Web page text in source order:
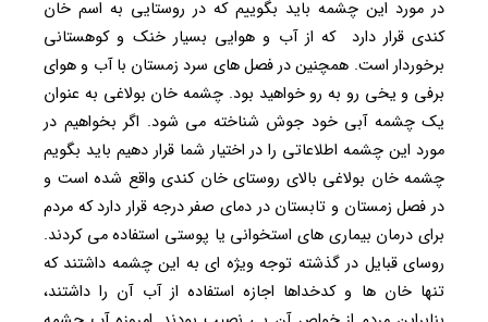
در مورد این چشمه باید بگوییم که در روستایی به اسم خان
کندی قرار دارد که از آب‌ و هوایی بسیار خنک و کوهستانی
برخوردار است. همچنین در فصل ‌های سرد زمستان با آب ‌و هوای
برفی و یخی رو به‌ رو خواهید بود. چشمه خان بولاغی به ‌عنوان
یک چشمه آبی خود جوش شناخته می شود. اگر بخواهیم در
مورد این چشمه اطلاعاتی را در اختیار شما قرار دهیم باید بگویم
چشمه خان بولاغی بالای روستای خان کندی واقع شده است و
در فصل زمستان و تابستان در دمای صفر درجه قرار دارد که مردم
برای درمان بیماری های استخوانی یا پوستی استفاده می کردند.
روسای قبایل در گذشته توجه ویژه‌ ای به این چشمه داشتند که
تنها خان‌ ها و کدخداها اجازه استفاده از آب آن را داشتند،